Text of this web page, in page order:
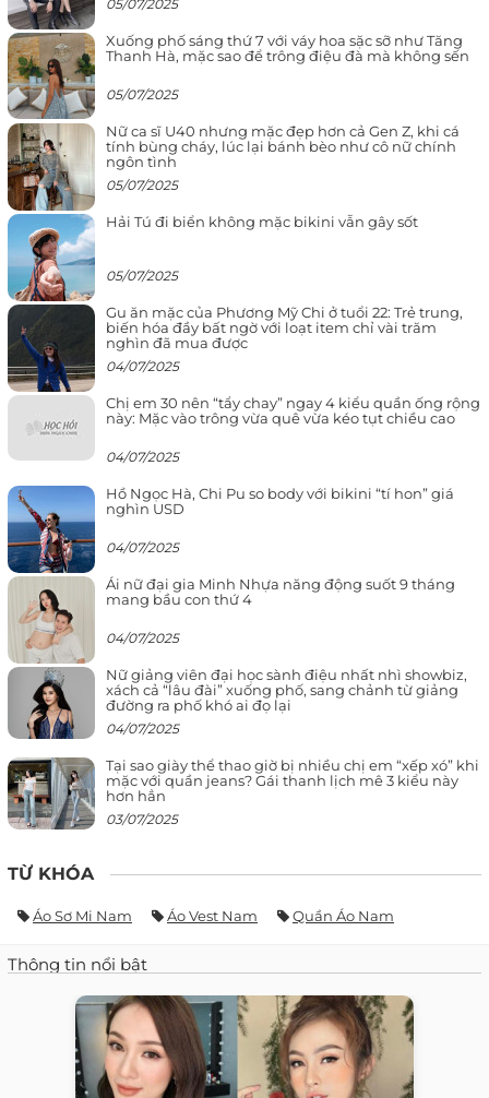
05/07/2025
Xuống phố sáng thứ 7 với váy hoa sặc sỡ như Tăng
Thanh Hà, mặc sao để trông điệu đà mà không sến
05/07/2025
Nữ ca sĩ U40 nhưng mặc đẹp hơn cả Gen Z, khi cá
tính bùng cháy, lúc lại bánh bèo như cô nữ chính
ngôn tình
05/07/2025
Hải Tú đi biển không mặc bikini vẫn gây sốt
05/07/2025
Gu ăn mặc của Phương Mỹ Chi ở tuổi 22: Trẻ trung,
biến hóa đầy bất ngờ với loạt item chỉ vài trăm
nghìn đã mua được
04/07/2025
Chị em 30 nên “tẩy chay” ngay 4 kiểu quần ống rộng
này: Mặc vào trông vừa quê vừa kéo tụt chiều cao
04/07/2025
Hồ Ngọc Hà, Chi Pu so body với bikini “tí hon” giá
nghìn USD
04/07/2025
Ái nữ đại gia Minh Nhựa năng động suốt 9 tháng
mang bầu con thứ 4
04/07/2025
Nữ giảng viên đại học sành điệu nhất nhì showbiz,
xách cả “lâu đài” xuống phố, sang chảnh từ giảng
đường ra phố khó ai đọ lại
04/07/2025
Tại sao giày thể thao giờ bị nhiều chị em “xếp xó” khi
mặc với quần jeans? Gái thanh lịch mê 3 kiểu này
hơn hẳn
03/07/2025
TỪ KHÓA
Áo Sơ Mi Nam Áo Vest Nam Quần Áo Nam
Thông tin nổi bật